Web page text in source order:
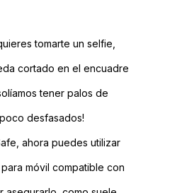
tomarte un selfie,
cortado en el encuadre
tener palos de
desfasados!
ahora puedes utilizar
móvil compatible con